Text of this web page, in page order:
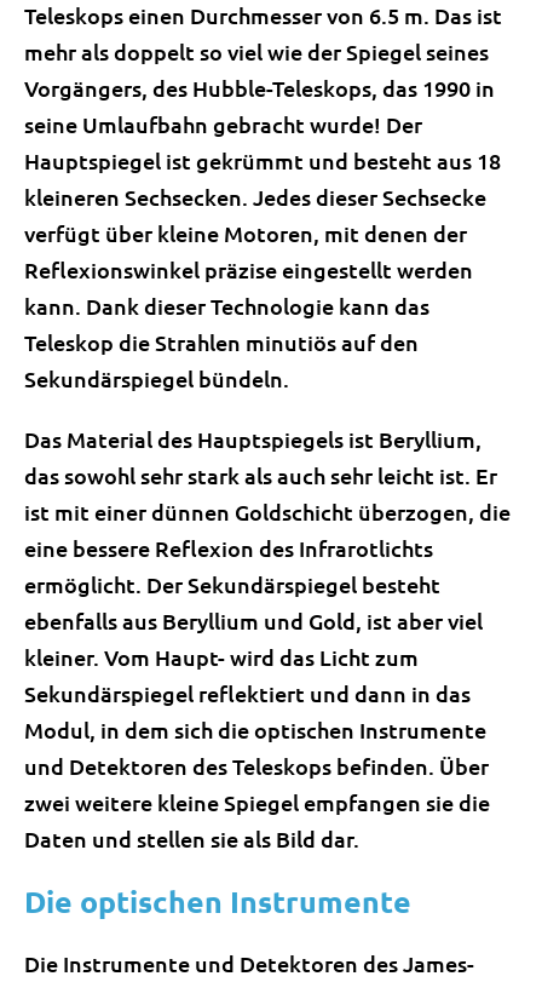
Teleskops einen Durchmesser von 6.5 m. Das ist
mehr als doppelt so viel wie der Spiegel seines
Vorgängers, des Hubble-Teleskops, das 1990 in
seine Umlaufbahn gebracht wurde! Der
Hauptspiegel ist gekrümmt und besteht aus 18
kleineren Sechsecken. Jedes dieser Sechsecke
verfügt über kleine Motoren, mit denen der
Reflexionswinkel präzise eingestellt werden
kann. Dank dieser Technologie kann das
Teleskop die Strahlen minutiös auf den
Sekundärspiegel bündeln.
Das Material des Hauptspiegels ist Beryllium,
das sowohl sehr stark als auch sehr leicht ist. Er
ist mit einer dünnen Goldschicht überzogen, die
eine bessere Reflexion des Infrarotlichts
ermöglicht. Der Sekundärspiegel besteht
ebenfalls aus Beryllium und Gold, ist aber viel
kleiner. Vom Haupt- wird das Licht zum
Sekundärspiegel reflektiert und dann in das
Modul, in dem sich die optischen Instrumente
und Detektoren des Teleskops befinden. Über
zwei weitere kleine Spiegel empfangen sie die
Daten und stellen sie als Bild dar.
Die optischen Instrumente
Die Instrumente und Detektoren des James-